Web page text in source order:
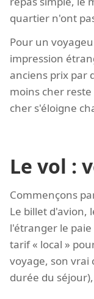
quartier n'ont
Pour un
impression
anciens prix par
moins cher
cher s'éloigne
Le vol :
Commençons
Le billet d'avion,
l'étranger le paie
tarif « local »
voyage, son vrai
durée du